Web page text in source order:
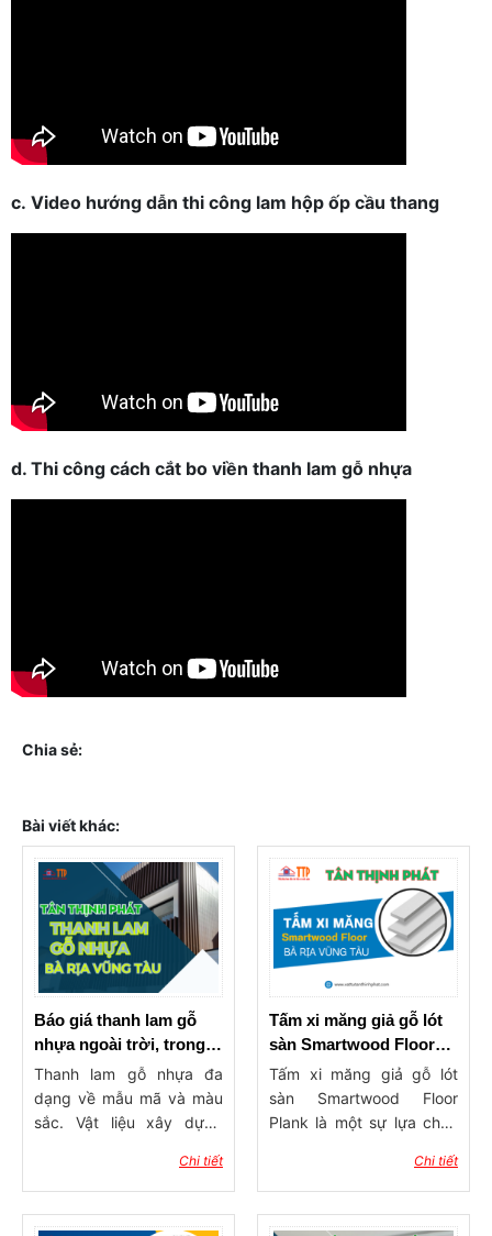
c. Video hướng dẫn thi công lam hộp ốp cầu thang
d. Thi công cách cắt bo viền thanh lam gỗ nhựa
Chia sẻ:
Bài viết khác:
Báo giá thanh lam gỗ
nhựa ngoài trời, trong
nhà mới nhất tại Bà Rịa
Vũng Tàu
Thanh lam gỗ nhựa đa
dạng về mẫu mã và màu
sắc. Vật liệu xây dựng
không quá đắt. Bởi vậy
người ta sử dụng ngày
càng nhiều các lam gỗ
Chi tiết
Tấm xi măng giả gỗ lót
sàn Smartwood Floor
Plank Thái Lan
Tấm xi măng giả gỗ lót
sàn Smartwood Floor
Plank là một sự lựa chọn
cho các dự án trang trí
ngoại trời và nội thất. Với
chất lượng và tính thẩm
Chi tiết